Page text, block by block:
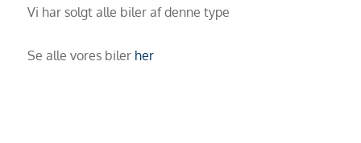
Vi har solgt alle biler af denne type
Se alle vores biler her